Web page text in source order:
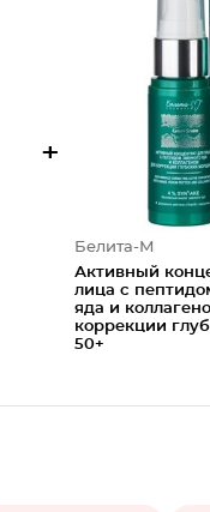
+
Белита-М
Активный
лица с
яда и
коррекции
50+